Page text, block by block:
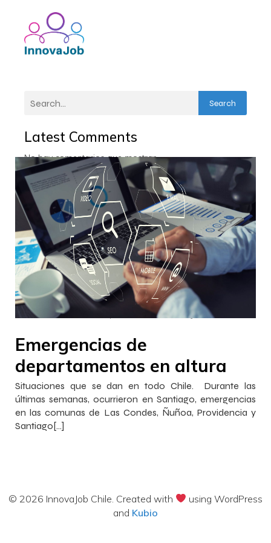
Search
Latest Comments
No hay comentarios que mostrar.
Francisca InnovaJob 29 noviembre 2022 23:11
Emergencias de
departamentos en altura
Situaciones que se dan en todo Chile. Durante las
últimas semanas, ocurrieron en Santiago, emergencias
en las comunas de Las Condes, Ñuñoa, Providencia y
Santiago[…]
© 2026 InnovaJob Chile. Created with
using WordPress
and Kubio